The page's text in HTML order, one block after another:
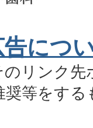
告につ
リンク先
奨等をす